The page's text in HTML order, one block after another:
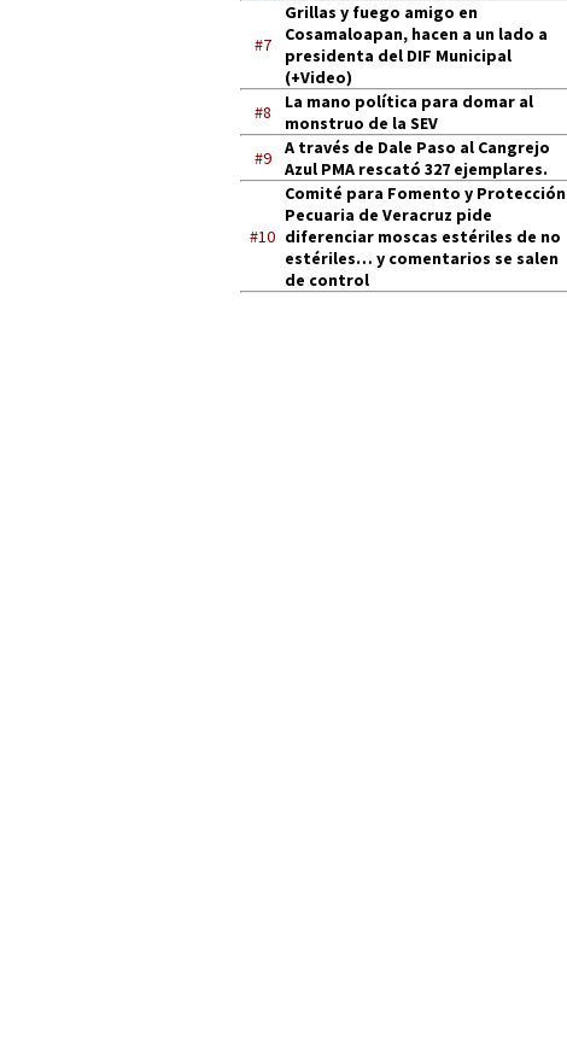
#7
Grillas y fuego amigo en
Cosamaloapan, hacen a un lado a
presidenta del DIF Municipal
(+Video)
#8
La mano política para domar al
monstruo de la SEV
#9
A través de Dale Paso al Cangrejo
Azul PMA rescató 327 ejemplares.
#10
Comité para Fomento y Protección
Pecuaria de Veracruz pide
diferenciar moscas estériles de no
estériles… y comentarios se salen
de control